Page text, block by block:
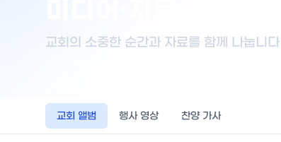
교회의 소중한 순간과 자료를 함께 나눕니다
교회 앨범 행사 영상 찬양 가사